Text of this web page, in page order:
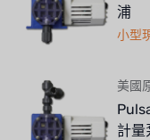
浦
小型
美國
計量